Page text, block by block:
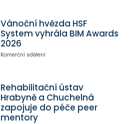
Vánoční hvězda HSF
System vyhrála BIM Awards
2026
Komerční sdělení
Rehabilitační ústav
Hrabyně a Chuchelná
zapojuje do péče peer
mentory